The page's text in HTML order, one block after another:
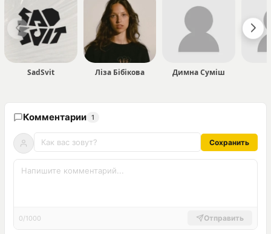
SadSvit Ліза Бібікова Димна Суміш
Комментарии 1
Сохранить
0/1000 Отправить